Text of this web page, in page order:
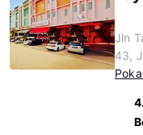
Jln
43,